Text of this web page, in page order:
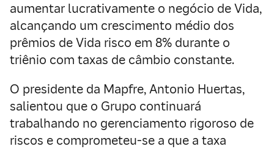
aumentar lucrativamente o negócio de Vida,
alcançando um crescimento médio dos
prêmios de Vida risco em 8% durante o
triênio com taxas de câmbio constante.
O presidente da Mapfre, Antonio Huertas,
salientou que o Grupo continuará
trabalhando no gerenciamento rigoroso de
riscos e comprometeu-se a que a taxa